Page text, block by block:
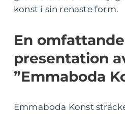
konst i sin renaste form.
En omfattande
presentation
”Emmaboda
Emmaboda Konst